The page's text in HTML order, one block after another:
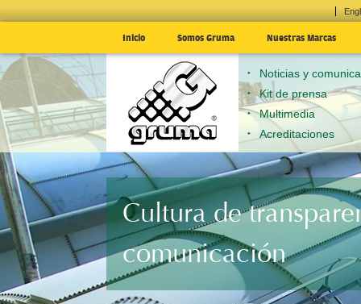
Inicio Somos Gruma Nuestras Marcas
Noticias y
Kit de prensa
Multimedia
Acreditaciones
Cultura de
comunicación